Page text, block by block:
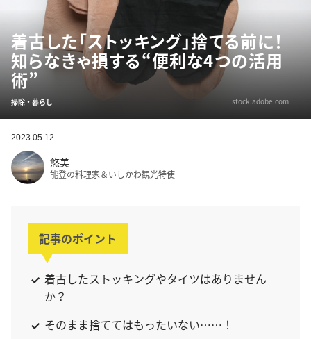
着古した「ストッキング」捨てる前に！
知らなきゃ損する“便利な4つの活用
術”
掃除・暮らし stock.adobe.com
2023.05.12
悠美
能登の料理家＆いしかわ観光特使
記事のポイント
着古したストッキングやタイツはありません
か？
そのまま捨ててはもったいない……！